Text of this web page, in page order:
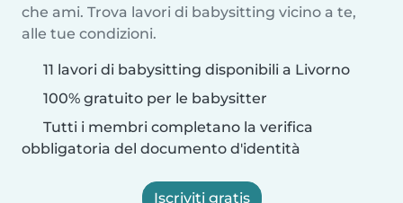
che ami. Trova lavori di babysitting vicino a te,
alle tue condizioni.
11 lavori di babysitting disponibili a Livorno
100% gratuito per le babysitter
Tutti i membri completano la verifica
obbligatoria del documento d'identità
Iscriviti gratis